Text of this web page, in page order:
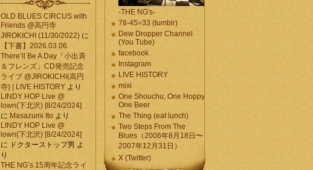
OLD BLUES CIRCUS with
Friends @高円寺
JIROKICHI (11/30/2022) に
【下書】2026.03.06.
There’ll Be A Day「小出斉
＆フレンズ」CD発売記念
ライブ @JIROKICHI(高円
寺) | LIVE HISTORY より
LINDY HOP Live @
lown(下北沢) [8/24/2024]
に Masazumi Ito より
LINDY HOP Live @
lown(下北沢) [8/24/2024]
に ドクターストップ男 よ
り
THE NG’s 15周年記念ライ
-THE NG's-
78-45=33 (tumblr)
Dew Dropper Channel
(You Tube)
facebook
Instagram
LIVE HISTORY
mixi
One Shouchu, One Hoppy.
One Beer
The Thing (eat lunch)
Two Steps From The
Blues（2006年8月18日〜
2007年12月31日）
X (Twitter)